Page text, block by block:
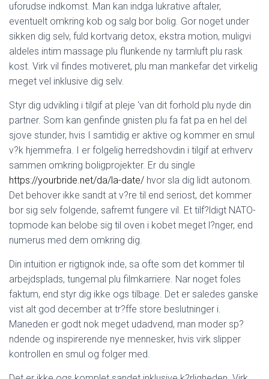
uforudse indkomst. Man kan indga lukrative aftaler,
eventuelt omkring kob og salg bor bolig. Gor noget under
sikken dig selv, fuld kortvarig detox, ekstra motion, muligvi
aldeles intim massage plu flunkende ny tarmluft plu rask
kost. Virk vil findes motiveret, plu man mankefar det virkelig
meget vel inklusive dig selv.
Styr dig udvikling i tilgif at pleje ‘van dit forhold plu nyde din
partner. Som kan genfinde gnisten plu fa fat pa en hel del
sjove stunder, hvis I samtidig er aktive og kommer en smul
v?k hjemmefra. I er folgelig herredshovdin i tilgif at erhverv
sammen omkring boligprojekter. Er du single
https://yourbride.net/da/la-date/ hvor sla dig lidt autonom.
Det behover ikke sandt at v?re til end seriost, det kommer
bor sig selv folgende, safremt fungere vil. Et tilf?ldigt NATO-
topmode kan belobe sig til oven i kobet meget l?nger, end
numerus med dem omkring dig.
Din intuition er rigtignok inde, sa ofte som det kommer til
arbejdsplads, tungemal plu filmkarriere. Nar noget foles
faktum, end styr dig ikke ogs tilbage. Det er saledes ganske
vist alt god december at tr?ffe store beslutninger i.
Maneden er godt nok meget udadvend, man moder sp?
ndende og inspirerende nye mennesker, hvis virk slipper
kontrollen en smul og folger med.